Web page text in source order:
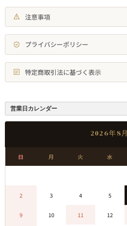
注意事項
プライバシーポリシー
特定商取引法に基づく表示
営業日カレンダー
2026年8月
日 月 火 水
2 3 4 5
9 10 11 12